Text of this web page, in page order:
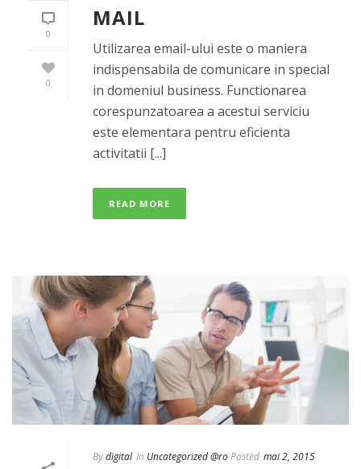
0
0
MAIL
Utilizarea email-ului este o maniera
indispensabila de comunicare in special
in domeniul business. Functionarea
corespunzatoarea a acestui serviciu
este elementara pentru eficienta
activitatii [...]
READ MORE
Bydigital In Uncategorized @roPosted mai 2, 2015